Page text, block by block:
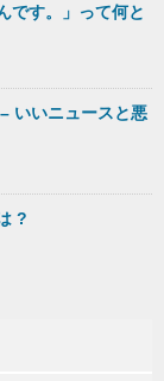
です。」って何と
いいニュースと悪
?